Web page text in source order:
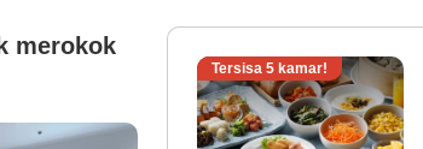
merokok
Tersisa 5 kamar!